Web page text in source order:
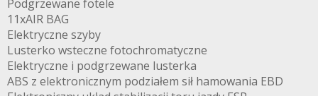
Podgrzewane fotele
11xAIR BAG
Elektryczne szyby
Lusterko wsteczne fotochromatyczne
Elektryczne i podgrzewane lusterka
ABS z elektronicznym podziałem sił hamowania EBD